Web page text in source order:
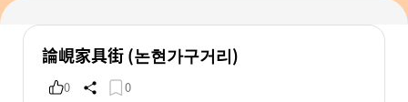
論峴家具街 (논현가구거리)
0 0